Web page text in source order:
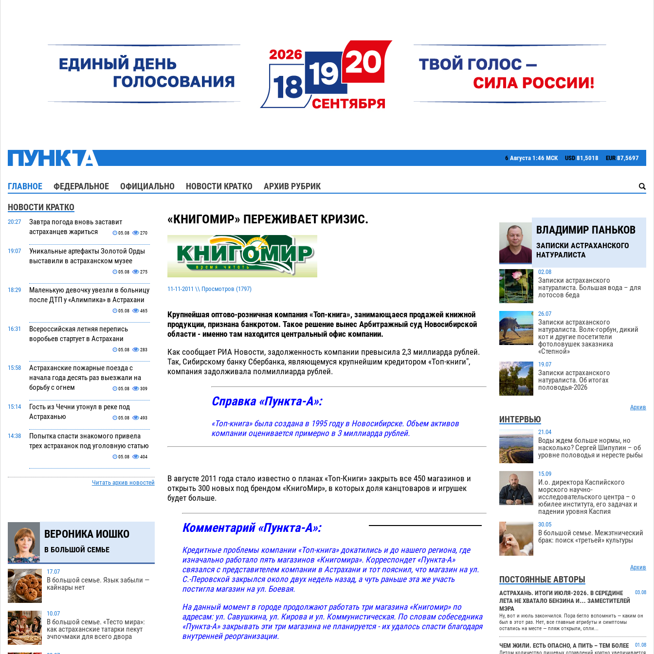
6 Августа 1:46 МСК USD 81,5018 EUR 87,5697
ГЛАВНОЕ ФЕДЕРАЛЬНОЕ ОФИЦИАЛЬНО НОВОСТИ КРАТКО АРХИВ РУБРИК
НОВОСТИ КРАТКО
20:27
Завтра погода вновь заставит
астраханцев жариться
05.08 270
19:07
Уникальные артефакты Золотой Орды
выставили в астраханском музее
05.08 275
18:29
Маленькую девочку увезли в больницу
после ДТП у «Алимпика» в Астрахани
05.08 465
16:31
Всероссийская летняя перепись
воробьев стартует в Астрахани
05.08 283
15:58
Астраханские пожарные поезда с
начала года десять раз выезжали на
борьбу с огнем
05.08 309
15:14
Гость из Чечни утонул в реке под
Астраханью
05.08 493
14:38
Попытка спасти знакомого привела
трех астраханок под уголовную статью
05.08 404
Тысяча четыреста астраханцев
пересели на электромобили
поставил жителей перед непростым
выбором
05.08
12:51
Младенец погиб в крупном пожаре в
Астрахани
05.08 459
12:23
У астраханца в морозильной камере
обнаружили почти полсотни
стерлядей
11:54
Астраханец проведет за решеткой 2
года и выплатит миллионный ущерб
за смертельную небрежность за рулем
Читать архив новостей
ВЕРОНИКА ИОШКО
В БОЛЬШОЙ СЕМЬЕ
17.07
В большой семье. Язык забыли —
кайнары нет
10.07
В большой семье. «Тесто мира»:
как астраханские татарки пекут
эчпочмаки для всего двора
«КНИГОМИР» ПЕРЕЖИВАЕТ КРИЗИС.
11-11-2011 \\ Просмотров (1797)
Крупнейшая оптово-розничная компания «Топ-книга», занимающаеся продажей книжной
продукции, признана банкротом. Такое решение вынес Арбитражный суд Новосибирской
области - именно там находится центральный офис компании.
Как сообщает РИА Новости, задолженность компании превысила 2,3 миллиарда рублей.
Так, Сибирскому банку Сбербанка, являющемуся крупнейшим кредитором «Топ-книги",
компания задолживала полмиллиарда рублей.
Справка «Пункта-А»:
«Топ-книга» была создана в 1995 году в Новосибирске. Объем активов
компании оценивается примерно в 3 миллиарда рублей.
В августе 2011 года стало известно о планах «Топ-Книги» закрыть все 450 магазинов и
открыть 300 новых под брендом «КнигоМир», в которых доля канцтоваров и игрушек
будет больше.
Комментарий «Пункта-А»:
Кредитные проблемы компании «Топ-книга» докатились и до нашего региона, где
изначально работало пять магазинов «Книгомира». Корреспондет «Пункта-А»
связался с представителем компании в Астрахани и тот пояснил, что магазин на ул.
С.-Перовской закрылся около двух недель назад, а чуть раньше эта же участь
постигла магазин на ул. Боевая.
На данный момент в городе продолжают работать три магазина «Книгомир» по
адресам: ул. Савушкина, ул. Кирова и ул. Коммунистическая. По словам собеседника
«Пункта-А» закрывать эти три магазина не планируется - их удалось спасти благодаря
внутренней реорганизации.
ВЛАДИМИР ПАНЬКОВ
ЗАПИСКИ АСТРАХАНСКОГО
НАТУРАЛИСТА
02.08
Записки астраханского
натуралиста. Большая вода – для
лотосов беда
26.07
Записки астраханского
натуралиста. Волк-горбун, дикий
кот и другие посетители
фотоловушек заказника
«Степной»
19.07
Записки астраханского
натуралиста. Об итогах
половодья-2026
Архив
ИНТЕРВЬЮ
21.04
Воды ждем больше нормы, но
насколько? Сергей Шипулин – об
уровне половодья и нересте рыбы
15.09
И.о. директора Каспийского
морского научно-
исследовательского центра – о
юбилее института, его задачах и
падении уровня Каспия
30.05
В большой семье. Межэтнический
брак: поиск «третьей» культуры
Архив
ПОСТОЯННЫЕ АВТОРЫ
АСТРАХАНЬ. ИТОГИ ИЮЛЯ-2026. В СЕРЕДИНЕ
ЛЕТА НЕ ХВАТАЛО БЕНЗИНА И… ЗАМЕСТИТЕЛЕЙ
МЭРА
03.08
Ну, вот и июль закончился. Пора бегло вспомнить — каким он
был в этот раз. Нет, все главные атрибуты и симптомы
остались на месте — пляж открыли, спли...
ЧЕМ ЖИЛИ. ЕСТЬ ОПАСНО, А ПИТЬ – ТЕМ БОЛЕЕ
01.08